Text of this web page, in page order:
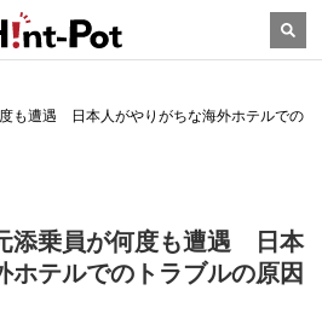
も遭遇 日本人がやりがちな海外ホテルでの
添乗員が何度も遭遇 日本
ホテルでのトラブルの原因